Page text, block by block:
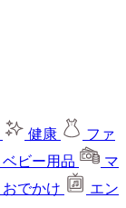
健康
ファ
ベビー用品
マ
おでかけ
エン